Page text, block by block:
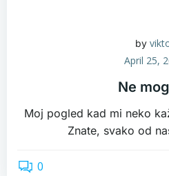
by
April 25,
Ne
Moj pogled kad mi neko
Znate, svako od
0